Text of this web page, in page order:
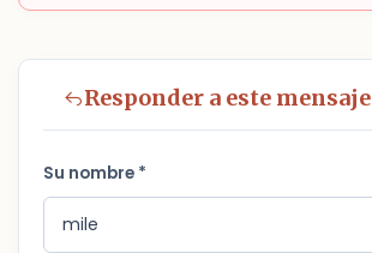
Responder a este mensaje
Su nombre *